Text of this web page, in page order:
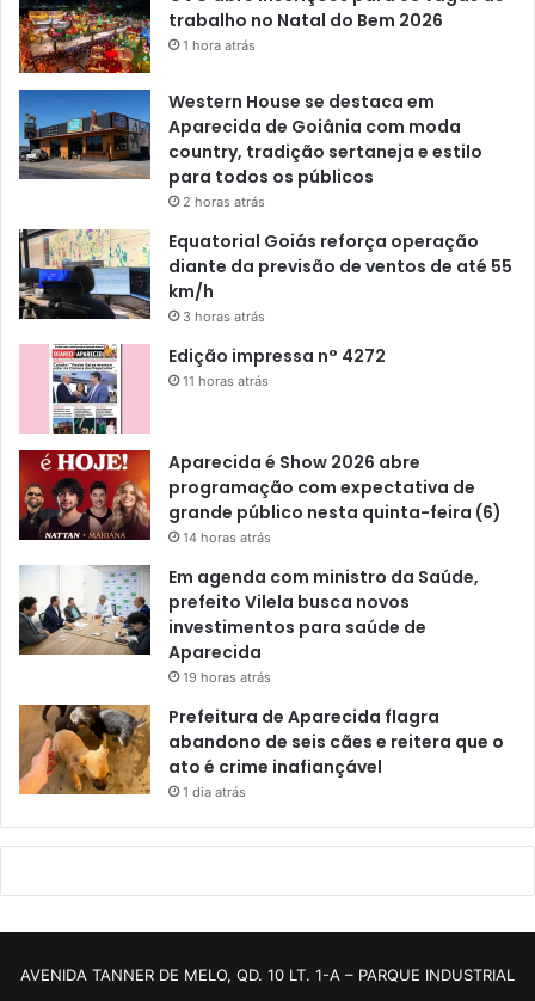
trabalho no Natal do Bem 2026
1 hora atrás
Western House se destaca em
Aparecida de Goiânia com moda
country, tradição sertaneja e estilo
para todos os públicos
2 horas atrás
Equatorial Goiás reforça operação
diante da previsão de ventos de até 55
km/h
3 horas atrás
Edição impressa n° 4272
11 horas atrás
Aparecida é Show 2026 abre
programação com expectativa de
grande público nesta quinta-feira (6)
14 horas atrás
Em agenda com ministro da Saúde,
prefeito Vilela busca novos
investimentos para saúde de
Aparecida
19 horas atrás
Prefeitura de Aparecida flagra
abandono de seis cães e reitera que o
ato é crime inafiançável
1 dia atrás
AVENIDA TANNER DE MELO, QD. 10 LT. 1-A – PARQUE INDUSTRIAL